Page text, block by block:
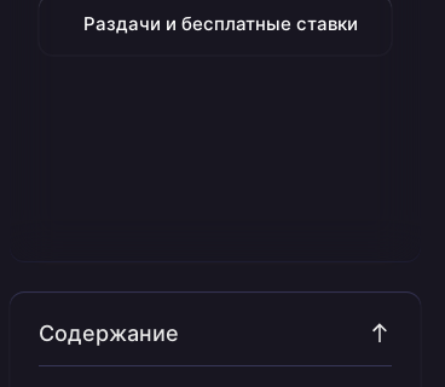
Раздачи и бесплатные ставки
Содержание